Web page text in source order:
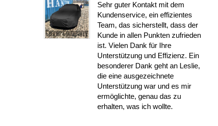
Sehr guter Kontakt mit dem
Kundenservice, ein effizientes
Team, das sicherstellt, dass der
Kunde in allen Punkten zufrieden
ist. Vielen Dank für Ihre
Unterstützung und Effizienz. Ein
besonderer Dank geht an Leslie,
die eine ausgezeichnete
Unterstützung war und es mir
ermöglichte, genau das zu
erhalten, was ich wollte.